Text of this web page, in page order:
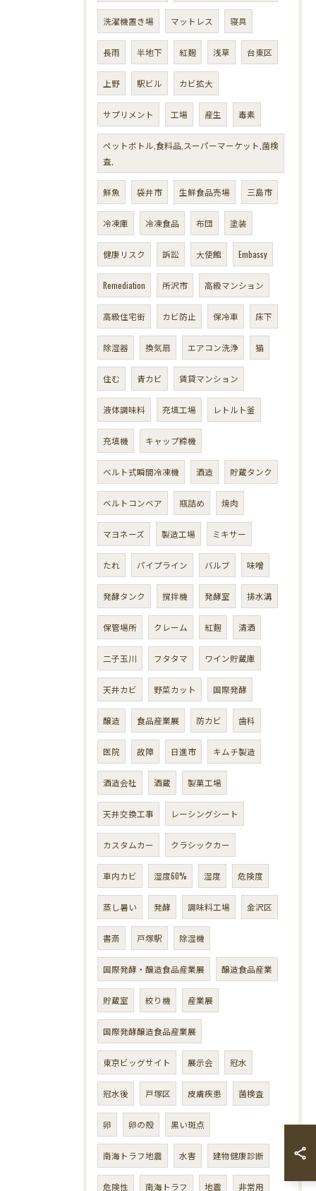
洗濯機置き場 マットレス 寝具
長雨 半地下 紅麹 浅草 台東区
上野 駅ビル カビ拡大
サプリメント 工場 産生 毒素
ペットボトル,食料品,スーパーマーケット,菌検
査,
鮮魚 袋井市 生鮮食品売場 三島市
冷凍庫 冷凍食品 布団 塗装
健康リスク 訴訟 大使館 Embassy
Remediation 所沢市 高級マンション
高級住宅街 カビ防止 保冷車 床下
除湿器 換気扇 エアコン洗浄 猫
住む 青カビ 賃貸マンション
液体調味料 充填工場 レトルト釜
充填機 キャップ締機
ベルト式瞬間冷凍機 酒造 貯蔵タンク
ベルトコンベア 瓶詰め 焼肉
マヨネーズ 製造工場 ミキサー
たれ パイプライン バルブ 味噌
発酵タンク 撹拌機 発酵室 排水溝
保管場所 クレーム 紅麴 清酒
二子玉川 フタタマ ワイン貯蔵庫
天井カビ 野菜カット 国際発酵
醸造 食品産業展 防カビ 歯科
医院 故障 日進市 キムチ製造
酒造会社 酒蔵 製菓工場
天井交換工事 レーシングシート
カスタムカー クラシックカー
車内カビ 湿度60% 湿度 危険度
蒸し暑い 発酵 調味料工場 金沢区
書斎 戸塚駅 除湿機
国際発酵・醸造食品産業展 醸造食品産業
貯蔵室 絞り機 産業展
国際発酵醸造食品産業展
東京ビッグサイト 展示会 冠水
冠水後 戸塚区 皮膚疾患 菌検査
卵 卵の殻 黒い斑点
南海トラフ地震 水害 建物健康診断
危険性 南海トラフ 地震 非常用